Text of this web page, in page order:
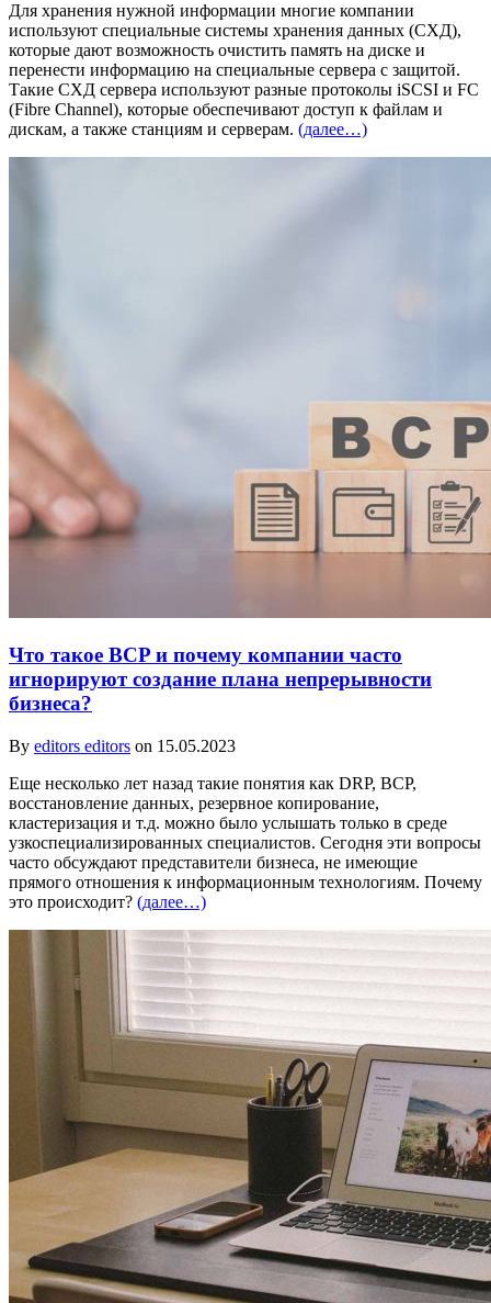
Для хранения нужной информации многие компании
используют специальные системы хранения данных (СХД),
которые дают возможность очистить память на диске и
перенести информацию на специальные сервера с защитой.
Такие СХД сервера используют разные протоколы iSCSI и FC
(Fibre Channel), которые обеспечивают доступ к файлам и
дискам, а также станциям и серверам. (далее…)
Что такое BCP и почему компании часто
игнорируют создание плана непрерывности
бизнеса?
By editors editors on 15.05.2023
Еще несколько лет назад такие понятия как DRP, BCP,
восстановление данных, резервное копирование,
кластеризация и т.д. можно было услышать только в среде
узкоспециализированных специалистов. Сегодня эти вопросы
часто обсуждают представители бизнеса, не имеющие
прямого отношения к информационным технологиям. Почему
это происходит? (далее…)